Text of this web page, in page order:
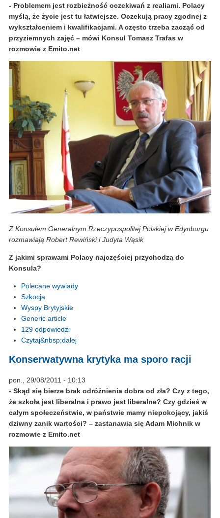
- Problemem jest rozbieżność oczekiwań z realiami. Polacy
myślą, że życie jest tu łatwiejsze. Oczekują pracy zgodnej z
wykształceniem i kwalifikacjami. A często trzeba zacząć od
przyziemnych zajęć – mówi Konsul Tomasz Trafas w
rozmowie z Emito.net
Z Konsulem Generalnym Rzeczypospolitej Polskiej w Edynburgu
rozmawiają Robert Rewiński i Judyta Wąsik
Z jakimi sprawami Polacy najczęściej przychodzą do
Konsula?
Polecane wywiady
Szkocja
Wyspy Brytyjskie
Generic article
129 odpowiedzi
Czytaj&nbsp;dalej
Konserwatywna krytyka ma sporo racji
pon., 29/08/2011 - 10:13
- Skąd się bierze brak odróżnienia dobra od zła? Czy z tego,
że szkoła jest liberalna i prawo jest liberalne? Czy gdzieś w
całym społeczeństwie, w państwie mamy niepokojący, jakiś
dziwny zanik wartości? – zastanawia się Adam Michnik w
rozmowie z Emito.net